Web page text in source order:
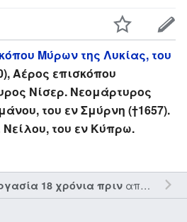
Μύρων της Λυκίας, του
Αέρος επισκόπου
Νίσερ. Νεομάρτυρος
του εν Σμύρνη (†1657).
του εν Κύπρω.
18 χρόνια πριναπό τον την